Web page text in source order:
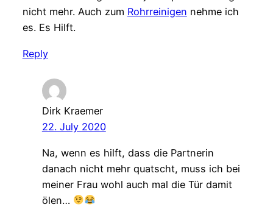
nicht mehr. Auch zum Rohrreinigen nehme ich
es. Es Hilft.
Reply
Dirk Kraemer
22. July 2020
Na, wenn es hilft, dass die Partnerin
danach nicht mehr quatscht, muss ich bei
meiner Frau wohl auch mal die Tür damit
ölen…